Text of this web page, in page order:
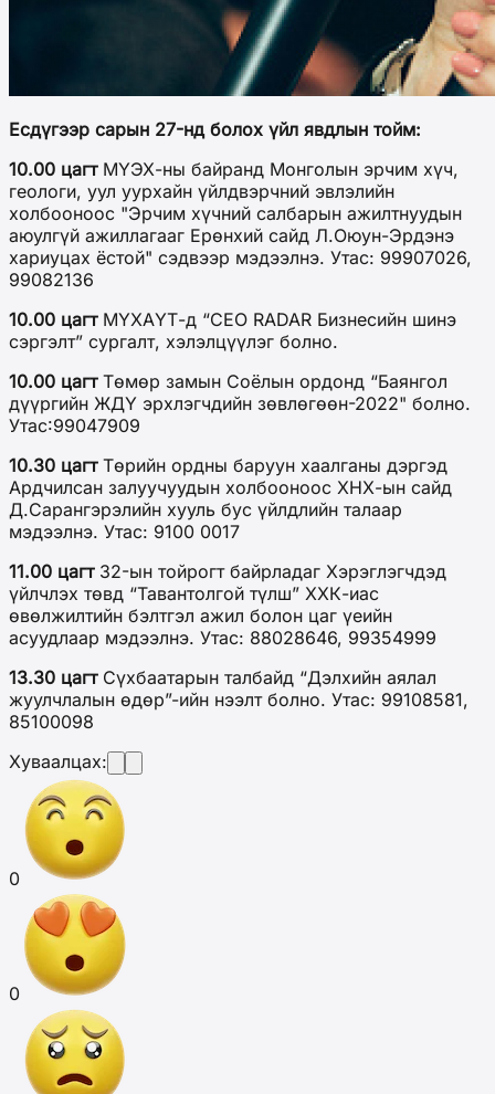
Есдүгээр сарын 27-нд болох үйл явдлын тойм:
10.00 цагтМҮЭХ-ны байранд Монголын эрчим хүч,
геологи, уул уурхайн үйлдвэрчний эвлэлийн
холбооноос "Эрчим хүчний салбарын ажилтнуудын
аюулгүй ажиллагааг Ерөнхий сайд Л.Оюун-Эрдэнэ
хариуцах ёстой" сэдвээр мэдээлнэ. Утас: 99907026,
99082136
10.00 цагтМҮХАҮТ-д “CEO RADAR Бизнесийн шинэ
сэргэлт” сургалт, хэлэлцүүлэг болно.
10.00 цагтТөмөр замын Соёлын ордонд “Баянгол
дүүргийн ЖДҮ эрхлэгчдийн зөвлөгөөн-2022" болно.
Утас:99047909
10.30 цагтТөрийн ордны баруун хаалганы дэргэд
Ардчилсан залуучуудын холбооноос ХНХ-ын сайд
Д.Сарангэрэлийн хууль бус үйлдлийн талаар
мэдээлнэ. Утас: 9100 0017
11.00 цагт32-ын тойрогт байрладаг Хэрэглэгчдэд
үйлчлэх төвд “Тавантолгой түлш” ХХК-иас
өвөлжилтийн бэлтгэл ажил болон цаг үеийн
асуудлаар мэдээлнэ. Утас: 88028646, 99354999
13.30 цагтСүхбаатарын талбайд “Дэлхийн аялал
жуулчлалын өдөр”-ийн нээлт болно. Утас: 99108581,
85100098
Хуваалцах:
0
0